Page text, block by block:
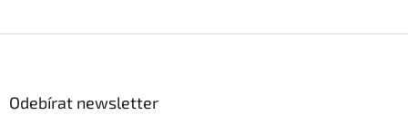
Odebírat newsletter